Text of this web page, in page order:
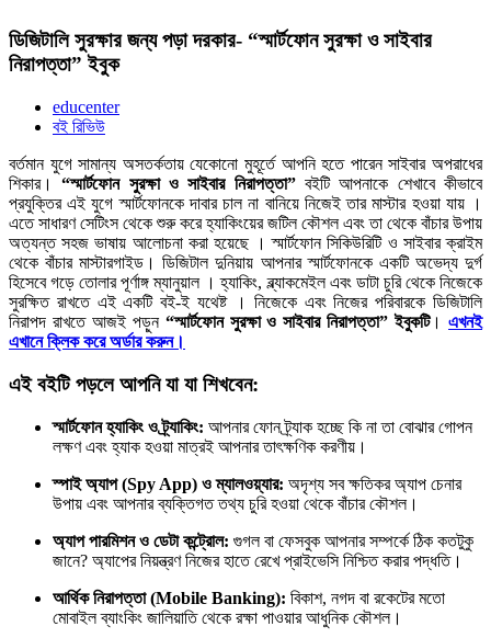
ডিজিটালি সুরক্ষার জন্য পড়া দরকার- “স্মার্টফোন সুরক্ষা ও সাইবার
নিরাপত্তা” ইবুক
educenter
বই রিভিউ
বর্তমান যুগে সামান্য অসতর্কতায় যেকোনো মুহূর্তে আপনি হতে পারেন সাইবার অপরাধের
শিকার।“স্মার্টফোন সুরক্ষাওসাইবার নিরাপত্তা”বইটি আপনাকে শেখাবে কীভাবে
প্রযুক্তির এই যুগে স্মার্টফোনকে দাবার চাল না বানিয়ে নিজেই তার মাস্টার হওয়া যায় ।
এতে সাধারণ সেটিংস থেকে শুরু করে হ্যাকিংয়ের জটিল কৌশল এবং তা থেকে বাঁচার উপায়
অত্যন্ত সহজ ভাষায় আলোচনা করা হয়েছে । স্মার্টফোন সিকিউরিটি ও সাইবার ক্রাইম
থেকে বাঁচার মাস্টারগাইড। ডিজিটাল দুনিয়ায় আপনার স্মার্টফোনকে একটি অভেদ্য দুর্গ
হিসেবে গড়ে তোলার পূর্ণাঙ্গ ম্যানুয়াল । হ্যাকিং, ব্ল্যাকমেইল এবং ডাটা চুরি থেকে নিজেকে
সুরক্ষিত রাখতে এই একটি বই-ই যথেষ্ট । নিজেকে এবং নিজের পরিবারকে ডিজিটালি
নিরাপদ রাখতে আজই পড়ুন “স্মার্টফোন সুরক্ষাওসাইবারনিরাপত্তা”ইবুকটি। এখনই
এখানে ক্লিক করে অর্ডার করুন।
এই বইটি পড়লে আপনি যা যা শিখবেন:
স্মার্টফোন হ্যাকিং ও ট্র্যাকিং: আপনার ফোন ট্র্যাক হচ্ছে কি না তা বোঝার গোপন
লক্ষণ এবং হ্যাক হওয়া মাত্রই আপনার তাৎক্ষণিক করণীয়।
স্পাই অ্যাপ (Spy App) ও ম্যালওয়্যার: অদৃশ্য সব ক্ষতিকর অ্যাপ চেনার
উপায় এবং আপনার ব্যক্তিগত তথ্য চুরি হওয়া থেকে বাঁচার কৌশল।
অ্যাপ পারমিশন ও ডেটা কন্ট্রোল: গুগল বা ফেসবুক আপনার সম্পর্কে ঠিক কতটুকু
জানে? অ্যাপের নিয়ন্ত্রণ নিজের হাতে রেখে প্রাইভেসি নিশ্চিত করার পদ্ধতি।
আর্থিক নিরাপত্তা (Mobile Banking): বিকাশ, নগদ বা রকেটের মতো
মোবাইল ব্যাংকিং জালিয়াতি থেকে রক্ষা পাওয়ার আধুনিক কৌশল।